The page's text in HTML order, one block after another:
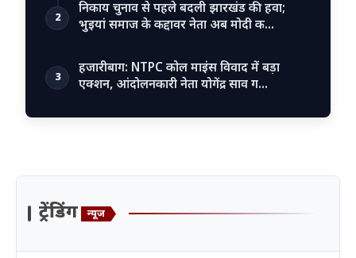
2
निकाय चुनाव से पहले बदली झारखंड की हवा;
भुइयां समाज के कद्दावर नेता अब मोदी क…
3
हजारीबाग: NTPC कोल माइंस विवाद में बड़ा
एक्शन, आंदोलनकारी नेता योगेंद्र साव ग…
ट्रेंडिंग न्यूज